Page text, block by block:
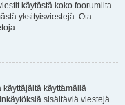
käytöstä koko foorumilta
yksityisviestejä. Ota
käyttäjältä käyttämällä
sisältäviä viestejä